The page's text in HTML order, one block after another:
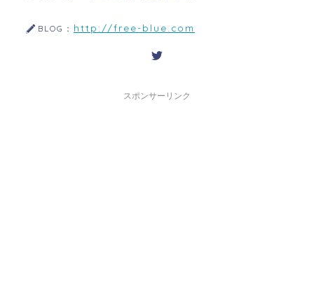
BLOG： http://free-blue.com
スポンサーリンク